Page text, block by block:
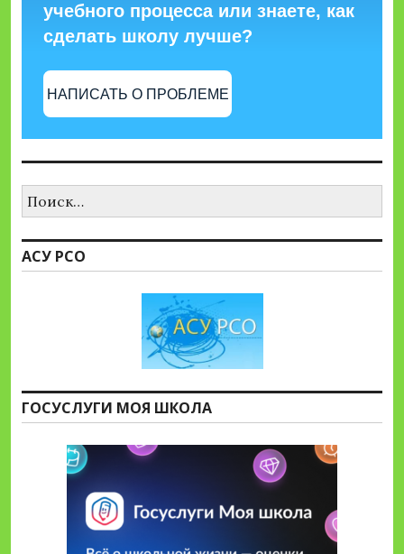
учебного процесса или знаете, как
сделать школу лучше?
НАПИСАТЬ О ПРОБЛЕМЕ
АСУ РСО
ГОСУСЛУГИ МОЯ ШКОЛА